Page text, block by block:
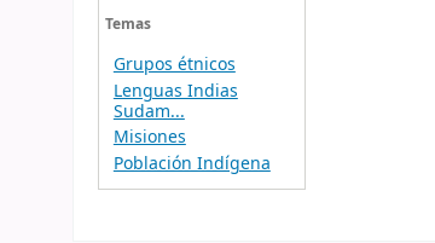
Temas
Grupos étnicos
Lenguas Indias
Sudam...
Misiones
Población Indígena